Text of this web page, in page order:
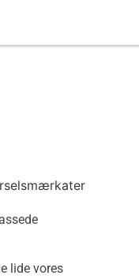
lide vores